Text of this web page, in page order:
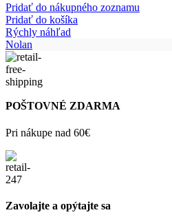
Pridať do nákupného zoznamu
Pridať do košíka
Rýchly náhľad
Nolan
POŠTOVNÉ ZDARMA
Pri nákupe nad 60€
Zavolajte a opýtajte sa